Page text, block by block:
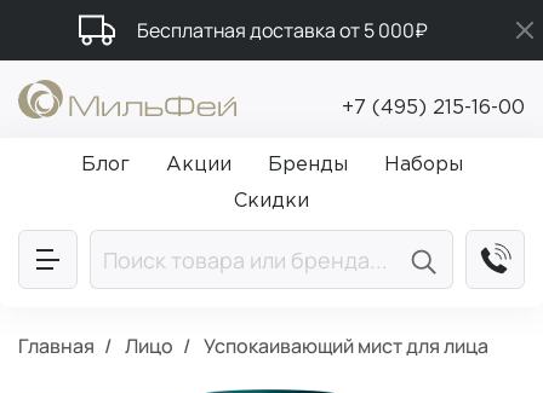
Бесплатная доставка от 5 000₽
Подарки в каждый заказ от 5 000₽
Промокод ПРИВЕТ
+7 (495) 215-16-00
Блог Акции Бренды
Наборы
Скидки
Главная Лицо Успокаивающий мист для лица